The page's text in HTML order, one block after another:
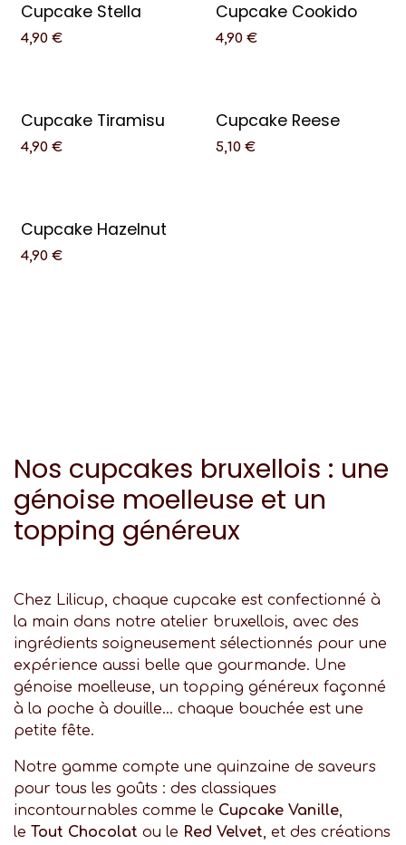
Cupcake Stella
4,90 €
Cupcake Cookido
4,90€
Cupcake Tiramisu
4,90 €
Cupcake Reese
5,10€
Cupcake Hazelnut
4,90 €
Nos cupcakes bruxellois : une
génoise moelleuse et un
topping généreux
Chez Lilicup, chaque cupcake est confectionné à
la main dans notre atelier bruxellois, avec des
ingrédients soigneusement sélectionnés pour une
expérience aussi belle que gourmande. Une
génoise moelleuse, un topping généreux façonné
à la poche à douille… chaque bouchée est une
petite fête.
Notre gamme compte une quinzaine de saveurs
pour tous les goûts : des classiques
incontournables comme le Cupcake Vanille,
le Tout Chocolat ou le Red Velvet, et des créations